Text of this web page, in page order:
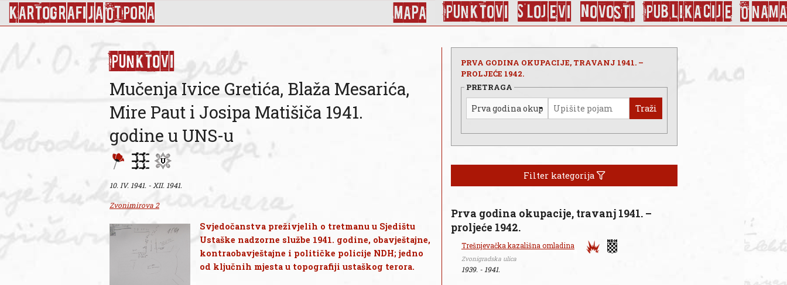
KArtoGrAFIJA OTPorA Mapa Punktovi Slojevi Novosti Publikacije O nama
Punktovi
Mučenja Ivice Gretića, Blaža Mesarića,
Mire Paut i Josipa Matišiča 1941.
godine u UNS-u
10. IV. 1941. - XII. 1941.
Zvonimirova 2
Svjedočanstva preživjelih o tretmanu u Sjedištu
Ustaške nadzorne službe 1941. godine, obavještajne,
kontraobavještajne i političke policije NDH; jedno
od ključnih mjesta u topografiji ustaškog terora.
PRVA GODINA OKUPACIJE, TRAVANJ 1941. –
PROLJEĆE 1942.
PRETRAGA
Traži
Filter kategorija
Prva godina okupacije, travanj 1941. –
proljeće 1942.
Trešnjevačka kazališna omladina
Zvonigradska ulica
1939. - 1941.